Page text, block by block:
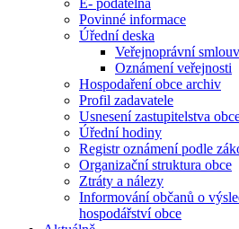
E- podatelna
Povinné informace
Úřední deska
Veřejnoprávní
Oznámení veřejnosti
Hospodaření obce archiv
Profil zadavatele
Usnesení zastupitelstva
Úřední hodiny
Registr oznámení podle
Organizační struktura obce
Ztráty a nálezy
Informování občanů o
hospodářství obce